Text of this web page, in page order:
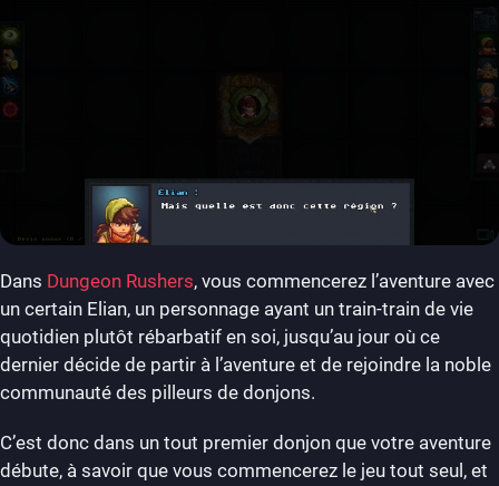
Dans Dungeon Rushers, vous commencerez l’aventure avec
un certain Elian, un personnage ayant un train-train de vie
quotidien plutôt rébarbatif en soi, jusqu’au jour où ce
dernier décide de partir à l’aventure et de rejoindre la noble
communauté des pilleurs de donjons.
C’est donc dans un tout premier donjon que votre aventure
débute, à savoir que vous commencerez le jeu tout seul, et